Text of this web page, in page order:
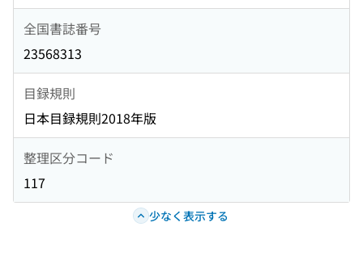
全国書誌番号
23568313
目録規則
日本目録規則2018年版
整理区分コード
117
少なく表示する